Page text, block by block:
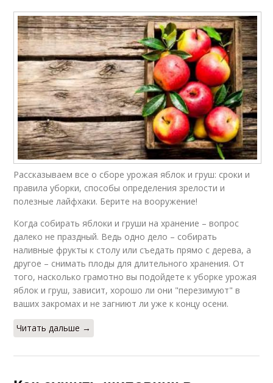
Рассказываем все о сборе урожая яблок и груш: сроки и
правила уборки, способы определения зрелости и
полезные лайфхаки. Берите на вооружение!
Когда собирать яблоки и груши на хранение – вопрос
далеко не праздный. Ведь одно дело – собирать
наливные фрукты к столу или съедать прямо с дерева, а
другое – снимать плоды для длительного хранения. От
того, насколько грамотно вы подойдете к уборке урожая
яблок и груш, зависит, хорошо ли они "перезимуют" в
ваших закромах и не загниют ли уже к концу осени.
Читать дальше →